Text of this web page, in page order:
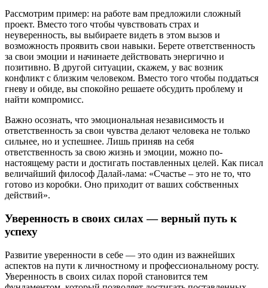
Рассмотрим пример: на работе вам предложили сложный
проект. Вместо того чтобы чувствовать страх и
неуверенность, вы выбираете видеть в этом вызов и
возможность проявить свои навыки. Берете ответственность
за свои эмоции и начинаете действовать энергично и
позитивно. В другой ситуации, скажем, у вас возник
конфликт с близким человеком. Вместо того чтобы поддаться
гневу и обиде, вы спокойно решаете обсудить проблему и
найти компромисс.
Важно осознать, что эмоциональная независимость и
ответственность за свои чувства делают человека не только
сильнее, но и успешнее. Лишь приняв на себя
ответственность за свою жизнь и эмоции, можно по-
настоящему расти и достигать поставленных целей. Как писал
величайший философ Далай-лама: «Счастье – это не то, что
готово из коробки. Оно приходит от ваших собственных
действий».
Уверенность в своих силах — верный путь к
успеху
Развитие уверенности в себе — это один из важнейших
аспектов на пути к личностному и профессиональному росту.
Уверенность в своих силах порой становится тем